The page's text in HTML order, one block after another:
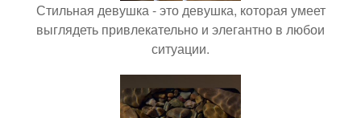
Стильная девушка - это девушка, которая умеет
выглядеть привлекательно и элегантно в любои
ситуации.